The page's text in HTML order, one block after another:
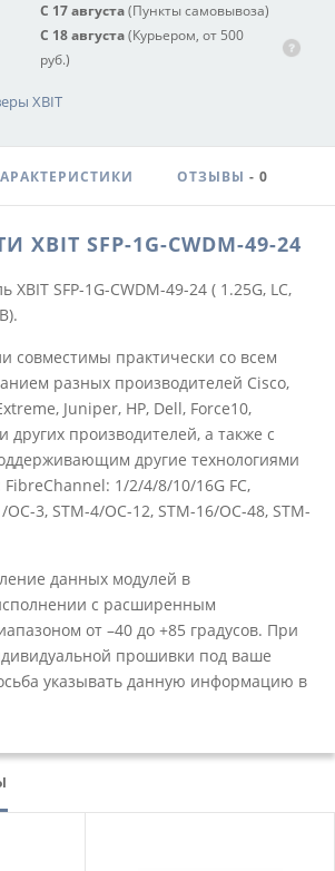
С 17 августа(Пункты самовывоза)
С 18 августа(Курьером, от 500
руб.)
XBIT
ОТЗЫВЫ - 0
XBIT SFP-1G-CWDM-49-24
XBIT SFP-1G-CWDM-49-24 ( 1.25G, LC,
совместимы практически со всем
разных производителей Cisco,
Juniper, HP, Dell, Force10,
других производителей, а также с
другие технологиями
1/2/4/8/10/16G FC,
OC-3, STM-4/OC-12, STM-16/OC-48, STM-
данных модулей в
с расширенным
от –40 до +85 градусов. При
прошивки под ваше
указывать данную информацию в